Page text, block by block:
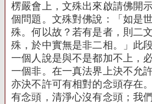
楞嚴會上，文殊出來啟請佛開
個問題。文殊對佛說：「如是
殊。何以故？若有是者，則二
殊，於中實無是非二相。」此
一個人說是與不是都加不上，
一個非。在一真法界上決不允
亦決不許可有相對的念頭存在
有念頭，清淨心沒有念頭；我